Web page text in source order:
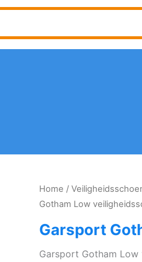
Home /
Gotham Low
Garsport
Garsport Gotham